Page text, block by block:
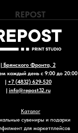
| Брянского Фронта, 2
каждый день с 9:00 до 20:00
| +7 (4832) 629-520
| info@repost32.ru
REPOST
Каталог
сувениры и подарки
для маркетплейсов